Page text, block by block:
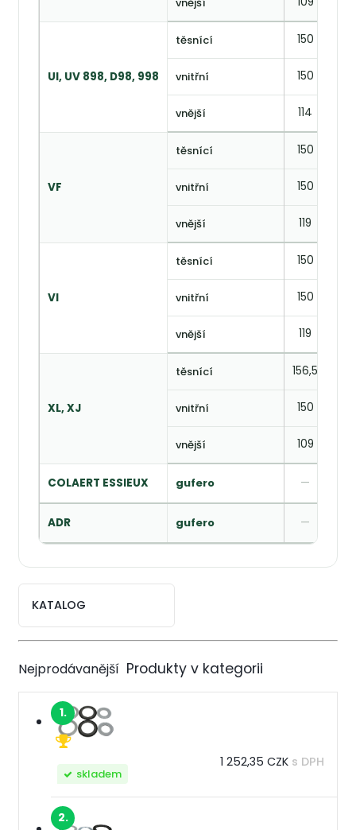
UI, UV 898, D98, 998
těsnící 150
vnitřní 150
vnější 114
VF
těsnící 150
vnitřní 150
vnější 119
VI
těsnící 150
vnitřní 150
vnější 119
XL, XJ
těsnící 156,5
vnitřní 150
vnější 109
COLAERT ESSIEUX gufero —
ADR gufero —
KATALOG
Nejprodávanější
1.
skladem
1 252,35 CZK s DPH
2.